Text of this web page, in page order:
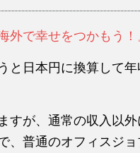
外で幸せをつかもう
と日本円に換算して
すが、通常の収入以
、普通のオフィスジ